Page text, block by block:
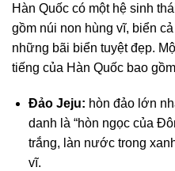
Hàn Quốc có một hệ sinh
gồm núi non hùng vĩ, biển
những bãi biển tuyệt đẹp.
tiếng của Hàn Quốc bao
Đảo Jeju: hòn đảo lớn
danh là “hòn ngọc của
trắng, làn nước trong
vĩ.